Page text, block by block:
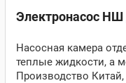
Электронасос НШ
Насосная камера
теплые жидкости, а
Производство